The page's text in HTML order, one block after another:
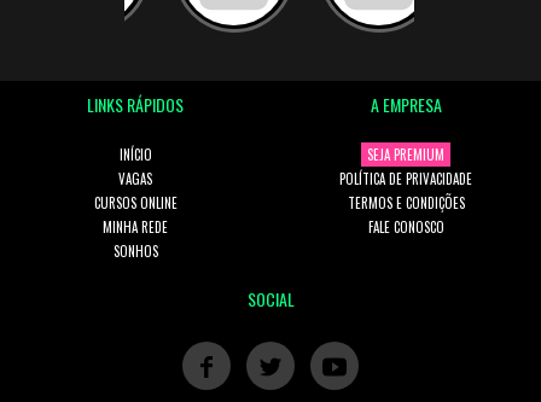
LINKS RÁPIDOS
INÍCIO
VAGAS
CURSOS ONLINE
MINHA REDE
SONHOS
A EMPRESA
SEJA PREMIUM
POLÍTICA DE PRIVACIDADE
TERMOS E CONDIÇÕES
FALE CONOSCO
SOCIAL